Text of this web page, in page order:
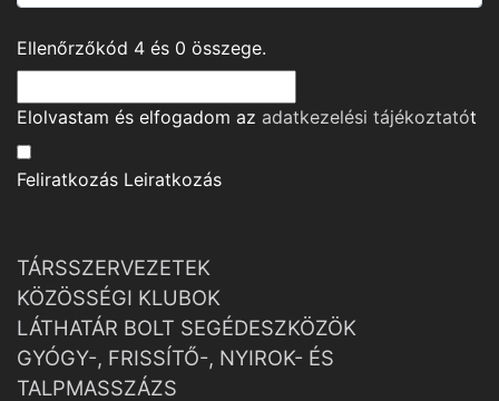
Ellenőrzőkód 4 és 0 összege.
Elolvastam és elfogadom az adatkezelési tájékoztatót
Feliratkozás Leiratkozás
TÁRSSZERVEZETEK
KÖZÖSSÉGI KLUBOK
LÁTHATÁR BOLT SEGÉDESZKÖZÖK
GYÓGY-, FRISSÍTŐ-, NYIROK- ÉS
TALPMASSZÁZS